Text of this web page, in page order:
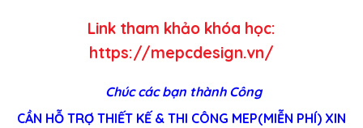
Link tham khảo khóa học:
https://mepcdesign.vn/
Chúc các bạn thành Công
CẦN HỖ TRỢ THIẾT KẾ & THI CÔNG MEP(MIỄN PHÍ) XIN